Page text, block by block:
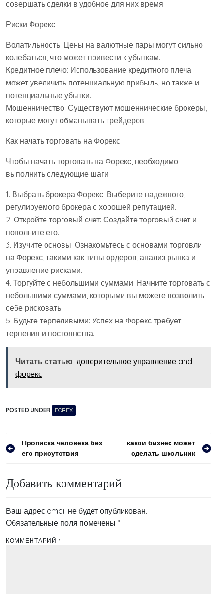
совершать сделки в удобное для них время.
Риски Форекс
Волатильность: Цены на валютные пары могут сильно
колебаться, что может привести к убыткам.
Кредитное плечо: Использование кредитного плеча
может увеличить потенциальную прибыль, но также и
потенциальные убытки.
Мошенничество: Существуют мошеннические брокеры,
которые могут обманывать трейдеров.
Как начать торговать на Форекс
Чтобы начать торговать на Форекс, необходимо
выполнить следующие шаги:
1. Выбрать брокера Форекс: Выберите надежного,
регулируемого брокера с хорошей репутацией.
2. Откройте торговый счет: Создайте торговый счет и
пополните его.
3. Изучите основы: Ознакомьтесь с основами торговли
на Форекс, такими как типы ордеров, анализ рынка и
управление рисками.
4. Торгуйте с небольшими суммами: Начните торговать с
небольшими суммами, которыми вы можете позволить
себе рисковать.
5. Будьте терпеливыми: Успех на Форекс требует
терпения и постоянства.
Читать статью доверительное управление and
форекс
POSTED UNDER FOREX
Навигация
Прописка человека без
его присутствия
какой бизнес может
сделать школьник
Добавить комментарий
Ваш адрес email не будет опубликован.
Обязательные поля помечены *
КОММЕНТАРИЙ *